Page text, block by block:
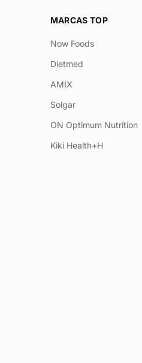
MARCAS TOP
Now Foods
Dietmed
AMIX
Solgar
ON Optimum Nutrition
Kiki Health+H